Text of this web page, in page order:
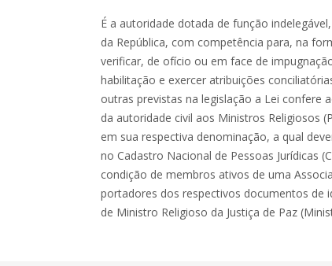
É a autoridade dotada de função
da República, com competência para, na
verificar, de ofício ou em face de
habilitação e exercer atribuições
outras previstas na legislação a Lei confere
da autoridade civil aos Ministros Religiosos
em sua respectiva denominação, a qual
no Cadastro Nacional de Pessoas Jurídicas
condição de membros ativos de uma
portadores dos respectivos documentos de
de Ministro Religioso da Justiça de Paz